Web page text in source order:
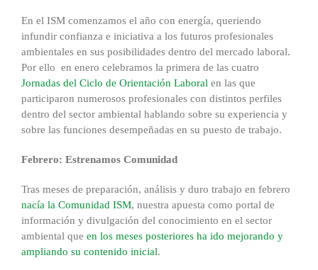
En el ISM comenzamos el año con energía, queriendo
infundir confianza e iniciativa a los futuros profesionales
ambientales en sus posibilidades dentro del mercado laboral.
Por ello en enero celebramos la primera de las cuatro
Jornadas del Ciclo de Orientación Laboral en las que
participaron numerosos profesionales con distintos perfiles
dentro del sector ambiental hablando sobre su experiencia y
sobre las funciones desempeñadas en su puesto de trabajo.
Febrero: Estrenamos Comunidad
Tras meses de preparación, análisis y duro trabajo en febrero
nacía la Comunidad ISM, nuestra apuesta como portal de
información y divulgación del conocimiento en el sector
ambiental que en los meses posteriores ha ido mejorando y
ampliando su contenido inicial.